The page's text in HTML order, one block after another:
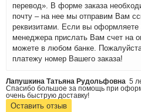
перевод». В форме заказа
почту – на нее мы отправим Вам
реквизитами. Если вы оформляете
менеджера прислать Вам счет на
можете в любом банке.
платежу номер Вашего заказа!
Лапушкина Татьяна Рудольфовна 5
Спасибо большое за помощь при
очень быструю доставку!
Оставить отзыв